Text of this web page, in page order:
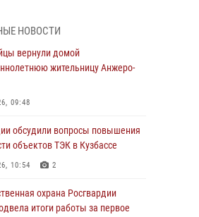
России по парашютно-
многоборью
10:48 2
высоко оценили качество
ЛРР Росгвардии
09:42
из Новокузнецка
08:42
НОВОСТИ
вернули домой
жительницу Анжеро-
09:48
обсудили вопросы повышения
объектов ТЭК в Кузбассе
10:54 2
охрана Росгвардии
итоги работы за первое